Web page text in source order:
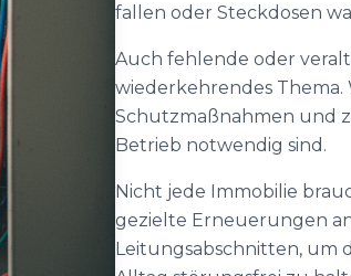
fallen oder Steckdosen
Auch fehlende oder
wiederkehrendes Thema.
Schutzmaßnahmen und
Betrieb notwendig sind.
Nicht jede Immobilie
gezielte Erneuerungen
Leitungsabschnitten, um